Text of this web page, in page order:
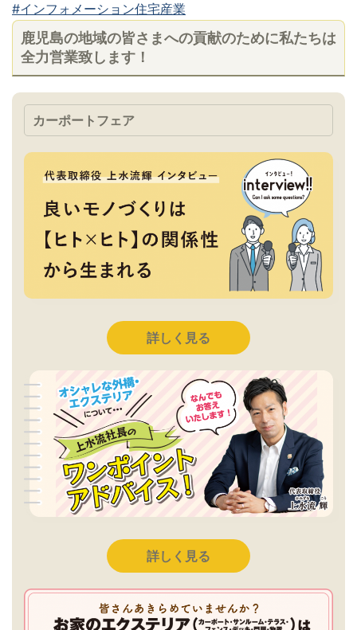
#インフォメーション住宅産業
鹿児島の地域の皆さまへの貢献のために私たちは
全力営業致します！
カーポートフェア
詳しく見る
詳しく見る